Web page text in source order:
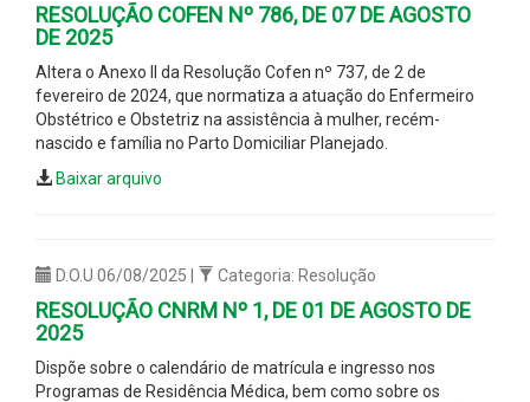
RESOLUÇÃO COFEN Nº 786, DE 07 DE AGOSTO
DE 2025
Altera o Anexo II da Resolução Cofen nº 737, de 2 de
fevereiro de 2024, que normatiza a atuação do Enfermeiro
Obstétrico e Obstetriz na assistência à mulher, recém-
nascido e família no Parto Domiciliar Planejado.
Baixar arquivo
D.O.U 06/08/2025 | Categoria: Resolução
RESOLUÇÃO CNRM Nº 1, DE 01 DE AGOSTO DE
2025
Dispõe sobre o calendário de matrícula e ingresso nos
Programas de Residência Médica, bem como sobre os